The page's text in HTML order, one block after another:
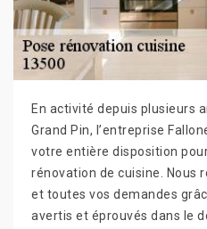
En activité depuis plusieurs
Grand Pin, l’entreprise
votre entière disposition
rénovation de cuisine. Nous
et toutes vos demandes
avertis et éprouvés dans le